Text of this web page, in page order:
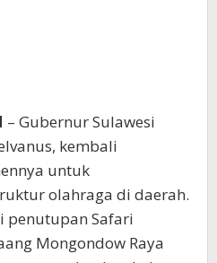
– Gubernur Sulawesi
kembali
untuk
olahraga di daerah.
penutupan Safari
Mongondow Raya